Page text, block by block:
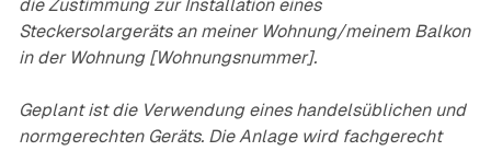
die Zustimmung zur Installation eines
Steckersolargeräts an meiner Wohnung/meinem Balkon
in der Wohnung [Wohnungsnummer].
Geplant ist die Verwendung eines handelsüblichen und
normgerechten Geräts. Die Anlage wird fachgerecht